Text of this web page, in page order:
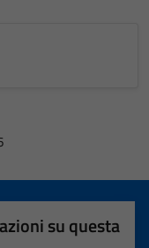
su questa